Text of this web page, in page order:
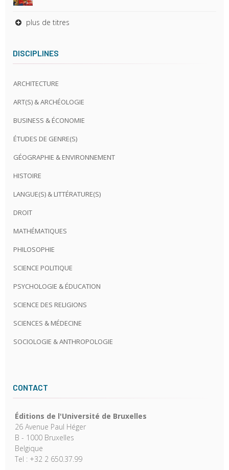
plus de titres
DISCIPLINES
ARCHITECTURE
ART(S) & ARCHÉOLOGIE
BUSINESS & ÉCONOMIE
ÉTUDES DE GENRE(S)
GÉOGRAPHIE & ENVIRONNEMENT
HISTOIRE
LANGUE(S) & LITTÉRATURE(S)
DROIT
MATHÉMATIQUES
PHILOSOPHIE
SCIENCE POLITIQUE
PSYCHOLOGIE & ÉDUCATION
SCIENCE DES RELIGIONS
SCIENCES & MÉDECINE
SOCIOLOGIE & ANTHROPOLOGIE
CONTACT
Éditions de l'Université de Bruxelles
26 Avenue Paul Héger
B - 1000 Bruxelles
Belgique
Tel : +32 2 650.37.99